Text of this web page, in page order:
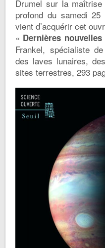
Drumel sur la
profond du samedi
vient d’acquérir cet
« Dernières
Frankel, spécialiste
des laves lunaires,
sites terrestres, 293